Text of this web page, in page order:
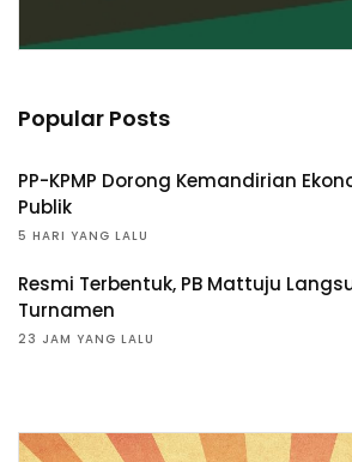
Popular Posts
PP-KPMP Dorong Kemandirian
Publik
5 HARI YANG LALU
Resmi Terbentuk, PB Mattuju
Turnamen
23 JAM YANG LALU